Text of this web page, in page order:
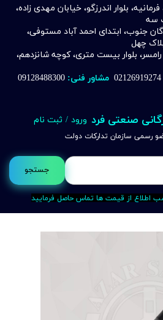
جستجو
فرمانیه، بلوار اندرزگو، خیابان مهدی زاده،
سه
جنوب، ابتدای احمد آباد مستوفی،
چهل
رامسر، بلوار بیست متری، کوچه شانزدهم،
02126919274 مشاور فنی:
صنعتی فرد
رسمی سازمان تدارکات دولت
ورود / ثبت نام
اطلاع از قیمت ها تماس حاصل فرمایید